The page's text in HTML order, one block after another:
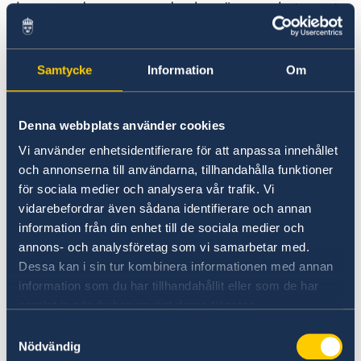
Samtycke Information Om
Denna webbplats använder cookies
Vi använder enhetsidentifierare för att anpassa innehållet
och annonserna till användarna, tillhandahålla funktioner
för sociala medier och analysera vår trafik. Vi
vidarebefordrar även sådana identifierare och annan
information från din enhet till de sociala medier och
annons- och analysföretag som vi samarbetar med.
Dessa kan i sin tur kombinera informationen med annan
information som du har tillhandahållit eller som de har
Nödvändig
kommande resa som du ska göra mycket snart,
ska du kontakta ambassaden via mejl.
E-post till ambassaden
Ansökan om provisoriskt pass på
konsulatet i Cebu
Om du vill ansöka om provisoriskt pass vid
honorärkonsulatet i Cebu ska du kontakta
konsulatet direkt för att boka tid.
Kontaktuppgifter hittar du längst ner på sidan.
Det är alltid ambassaden i Manila som utfärdar
provisoriska pass i Filippinerna, även när
på att ta hänsyn till postgången. Kostnad för